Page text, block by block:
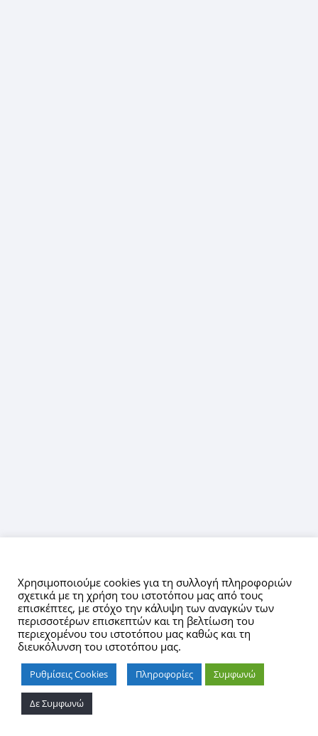
Χρησιμοποιούμε cookies για τη συλλογή πληροφοριών
σχετικά με τη χρήση του ιστοτόπου μας από τους
επισκέπτες, με στόχο την κάλυψη των αναγκών των
περισσοτέρων επισκεπτών και τη βελτίωση του
περιεχομένου του ιστοτόπου μας καθώς και τη
διευκόλυνση του ιστοτόπου μας.
Ρυθμίσεις Cookies Πληροφορίες Συμφωνώ
Δε Συμφωνώ